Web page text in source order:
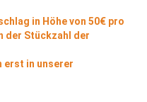
in Höhe von 50€ pro
der Stückzahl der
erst in unserer